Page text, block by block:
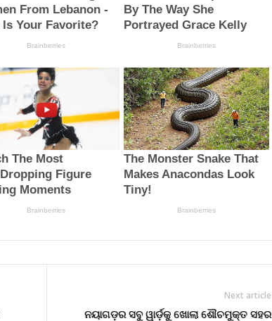
Next article
ନୟାଗଡ଼ର ସବୁ ୱାର୍ଡ଼କୁ ଖୋଲା ଶୌଚମୁକ୍ତ ସହର